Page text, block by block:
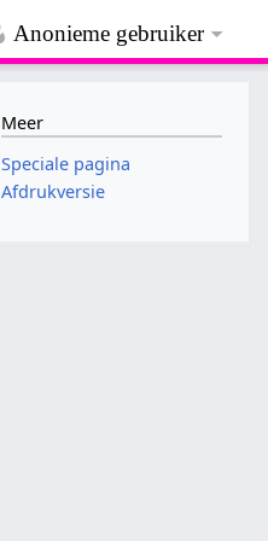
Anonieme gebruiker
Meer
Speciale pagina
Afdrukversie